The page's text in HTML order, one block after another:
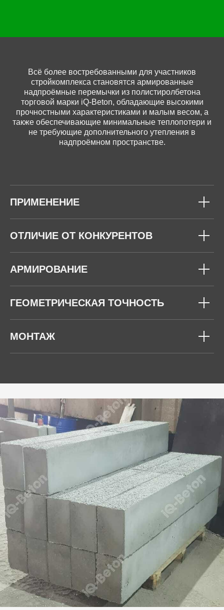
Всё более востребованными для участников
стройкомплекса становятся армированные
надпроёмные перемычки из полистиролбетона
торговой марки iQ-Beton, обладающие высокими
прочностными характеристиками и малым весом, а
также обеспечивающие минимальные теплопотери и
не требующие дополнительного утепления в
надпроёмном пространстве.
ПРИМЕНЕНИЕ
ОТЛИЧИЕ ОТ КОНКУРЕНТОВ
АРМИРОВАНИЕ
ГЕОМЕТРИЧЕСКАЯ ТОЧНОСТЬ
МОНТАЖ